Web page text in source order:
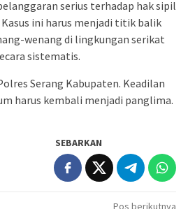
serius terhadap hak sipil
ini harus menjadi titik balik
wenang di lingkungan serikat
sistematis.
Serang Kabupaten. Keadilan
harus kembali menjadi panglima.
SEBARKAN
Pos berikutnya